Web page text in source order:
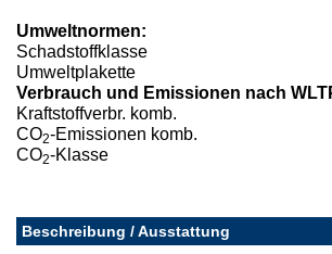
Umweltnormen:
Schadstoffklasse
Umweltplakette
Verbrauch und Emissionen nach
Kraftstoffverbr. komb.
CO2-Emissionen komb.
CO2-Klasse
Beschreibung / Ausstattung